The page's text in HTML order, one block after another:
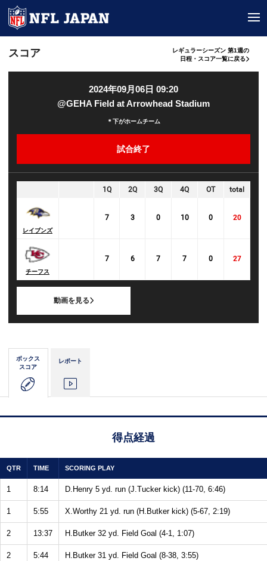
スコア
レギュラーシーズン 第1週の
日程・スコア一覧に戻る
2024年09月06日 09:20
@GEHA Field at Arrowhead Stadium
＊下がホームチーム
試合終了
1Q 2Q 3Q 4Q OT total
レイブンズ
7 3 0 10 0 20
チーフス
7 6 7 7 0 27
動画を見る
ボックス
スコア
レポート
得点経過
QTR TIME SCORING PLAY
1 8:14 D.Henry 5 yd. run (J.Tucker kick) (11-70, 6:46)
1 5:55 X.Worthy 21 yd. run (H.Butker kick) (5-67, 2:19)
2 13:37 H.Butker 32 yd. Field Goal (4-1, 1:07)
2 5:44 H.Butker 31 yd. Field Goal (8-38, 3:55)